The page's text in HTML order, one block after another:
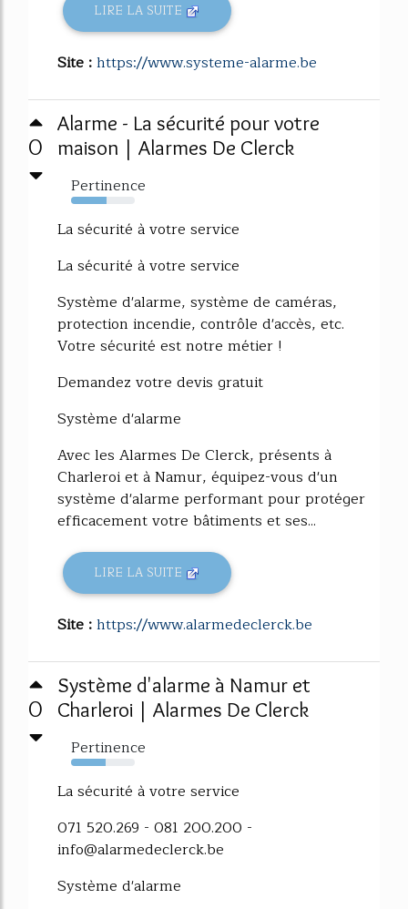
LIRE LA SUITE
Site :https://www.systeme-alarme.be
0
Alarme - La sécurité pour votre
maison | Alarmes De Clerck
Pertinence
55%
La sécurité à votre service
La sécurité à votre service
Système d'alarme, système de caméras,
protection incendie, contrôle d'accès, etc.
Votre sécurité est notre métier !
Demandez votre devis gratuit
Système d'alarme
Avec les Alarmes De Clerck, présents à
Charleroi et à Namur, équipez-vous d'un
système d'alarme performant pour protéger
efficacement votre bâtiments et ses...
LIRE LA SUITE
Site :https://www.alarmedeclerck.be
0
Système d'alarme à Namur et
Charleroi | Alarmes De Clerck
Pertinence
54%
La sécurité à votre service
071 520.269 - 081 200.200 -
info@alarmedeclerck.be
Système d'alarme